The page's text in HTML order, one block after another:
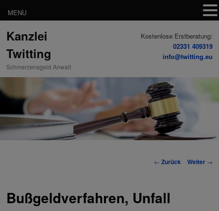
Inhalt
Kanzlei
Twitting
Schmerzensgeld Anwalt
Kostenlose Erstberatung:
02331 409319
info@twitting.eu
Beitrags-
← Zurück Weiter →
Bußgeldverfahren, Unfall
MENU